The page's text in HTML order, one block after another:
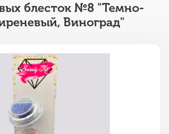
блесток №8 "Темно-
Виноград"